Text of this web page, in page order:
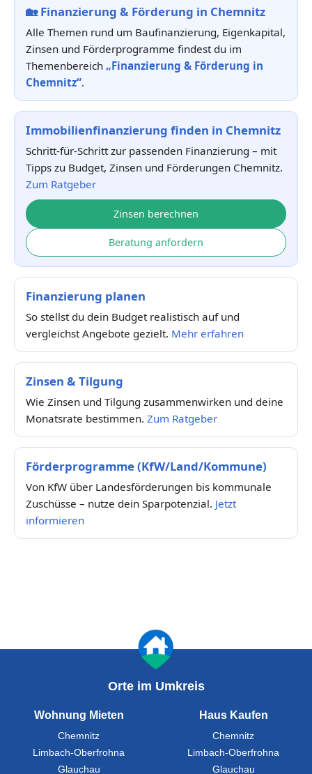
🏡Finanzierung & Förderung in Chemnitz
Alle Themen rund um Baufinanzierung, Eigenkapital,
Zinsen und Förderprogramme findest du im
Themenbereich „Finanzierung & Förderung in
Chemnitz“.
Immobilienfinanzierung finden in Chemnitz
Schritt-für-Schritt zur passenden Finanzierung – mit
Tipps zu Budget, Zinsen und Förderungen Chemnitz.
Zum Ratgeber
Zinsen berechnen
Beratung anfordern
Finanzierung planen
So stellst du dein Budget realistisch auf und
vergleichst Angebote gezielt. Mehr erfahren
Zinsen & Tilgung
Wie Zinsen und Tilgung zusammenwirken und deine
Monatsrate bestimmen. Zum Ratgeber
Förderprogramme (KfW/Land/Kommune)
Von KfW über Landesförderungen bis kommunale
Zuschüsse – nutze dein Sparpotenzial. Jetzt
informieren
Orte im Umkreis
Wohnung Mieten
Chemnitz
Limbach-Oberfrohna
Glauchau
Haus Kaufen
Chemnitz
Limbach-Oberfrohna
Glauchau